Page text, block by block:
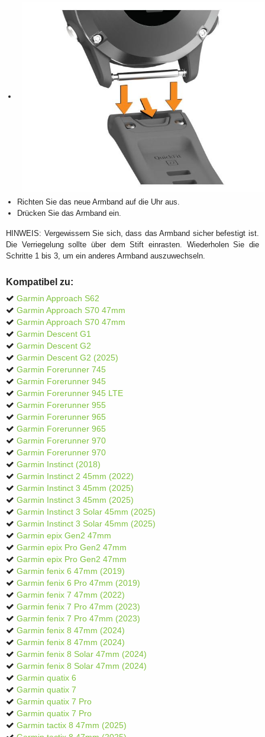
Richten Sie das neue Armband auf die Uhr aus.
Drücken Sie das Armband ein.
HINWEIS: Vergewissern Sie sich, dass das Armband sicher befestigt ist.
Die Verriegelung sollte über dem Stift einrasten. Wiederholen Sie die
Schritte 1 bis 3, um ein anderes Armband auszuwechseln.
Kompatibel zu:
Garmin Approach S62
Garmin Approach S70 47mm
Garmin Approach S70 47mm
Garmin Descent G1
Garmin Descent G2
Garmin Descent G2 (2025)
Garmin Forerunner 745
Garmin Forerunner 945
Garmin Forerunner 945 LTE
Garmin Forerunner 955
Garmin Forerunner 965
Garmin Forerunner 965
Garmin Forerunner 970
Garmin Forerunner 970
Garmin Instinct (2018)
Garmin Instinct 2 45mm (2022)
Garmin Instinct 3 45mm (2025)
Garmin Instinct 3 45mm (2025)
Garmin Instinct 3 Solar 45mm (2025)
Garmin Instinct 3 Solar 45mm (2025)
Garmin epix Gen2 47mm
Garmin epix Pro Gen2 47mm
Garmin epix Pro Gen2 47mm
Garmin fenix 6 47mm (2019)
Garmin fenix 6 Pro 47mm (2019)
Garmin fenix 7 47mm (2022)
Garmin fenix 7 Pro 47mm (2023)
Garmin fenix 7 Pro 47mm (2023)
Garmin fenix 8 47mm (2024)
Garmin fenix 8 47mm (2024)
Garmin fenix 8 Solar 47mm (2024)
Garmin fenix 8 Solar 47mm (2024)
Garmin quatix 6
Garmin quatix 7
Garmin quatix 7 Pro
Garmin quatix 7 Pro
Garmin tactix 8 47mm (2025)